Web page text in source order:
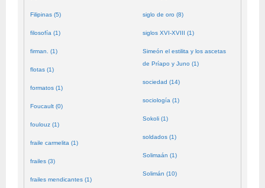
Filipinas (5)
filosofía (1)
firman. (1)
flotas (1)
formatos (1)
Foucault (0)
foulouz (1)
fraile carmelita (1)
frailes (3)
frailes mendicantes (1)
siglo de oro (8)
siglos XVI-XVIII (1)
Simeón el estilita y los ascetas
de Príapo y Juno (1)
sociedad (14)
sociología (1)
Sokoli (1)
soldados (1)
Solimaán (1)
Solimán (10)